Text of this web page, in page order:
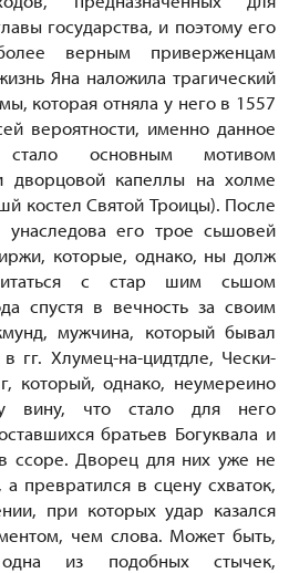
государства, и поэтому его
верным приверженцам
Яна наложила трагический
которая отняла у него в 1557
вероятности, именно данное
стало основным мотивом
дворцовой капеллы на холме
костел Святой Троицы). После
его трое сьшовей
которые, однако, ны долж
с стар шим сьшом
спустя в вечность за своим
мужчина, который бывал
гг. Хлумец-на-цидтдле, Чески-
который, однако, неумереино
вину, что стало для него
братьев Богуквала и
ссоре. Дворец для них уже не
превратился в сцену схваток,
при которых удар казался
чем слова. Может быть,
из подобных стычек,